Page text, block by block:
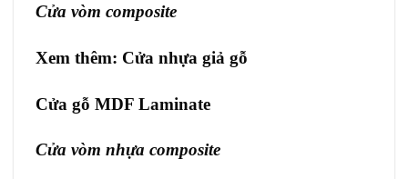
Cửa vòm composite
Xem thêm: Cửa nhựa giả gỗ
Cửa gỗ MDF Laminate
Cửa vòm nhựa composite